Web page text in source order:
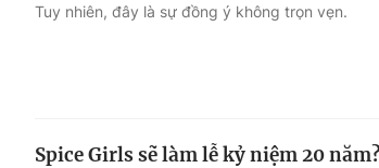
Tuy nhiên, đây là sự đồng ý không trọn vẹn.
Spice Girls sẽ làm lễ kỷ niệm 20 năm?